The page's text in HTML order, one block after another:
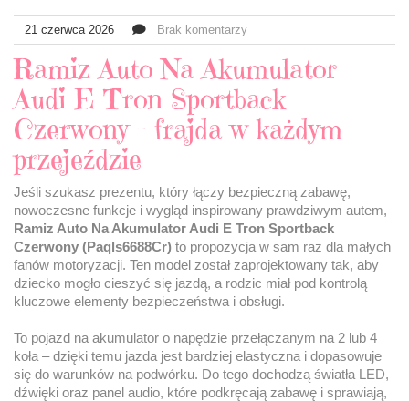
21 czerwca 2026 Brak komentarzy
Ramiz Auto Na Akumulator
Audi E Tron Sportback
Czerwony – frajda w każdym
przejeździe
Jeśli szukasz prezentu, który łączy bezpieczną zabawę,
nowoczesne funkcje i wygląd inspirowany prawdziwym autem,
Ramiz Auto Na Akumulator Audi E Tron Sportback
Czerwony (Paqls6688Cr) to propozycja w sam raz dla małych
fanów motoryzacji. Ten model został zaprojektowany tak, aby
dziecko mogło cieszyć się jazdą, a rodzic miał pod kontrolą
kluczowe elementy bezpieczeństwa i obsługi.
To pojazd na akumulator o napędzie przełączanym na 2 lub 4
koła – dzięki temu jazda jest bardziej elastyczna i dopasowuje
się do warunków na podwórku. Do tego dochodzą światła LED,
dźwięki oraz panel audio, które podkręcają zabawę i sprawiają,